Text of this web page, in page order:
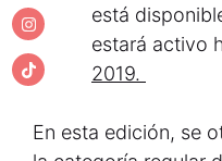
está
estará activo
2019.
En esta edición, se